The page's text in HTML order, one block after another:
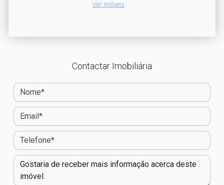
Ver Imóveis
Contactar Imobiliária